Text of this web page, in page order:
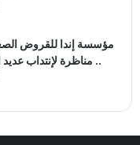
مؤسسة إندا للقروض
مناظرة لإنتداب عديد الأعوان لفائدة فروعها ..